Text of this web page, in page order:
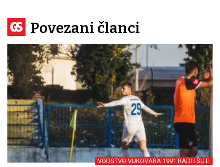
Povezani članci
VODSTVO VUKOVARA 1991 RADI I ŠUTI